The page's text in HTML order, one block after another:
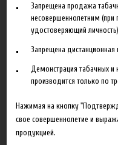
Поступление
Новинка. Новые наборы в
Партнеры
"ZEUS", г. Санкт-Петербург
VapeReserve, г. Ульяновск
Запрещена продажа
несовершеннолетним (при
удостоверяющий
Запрещена
Демонстрация табачных
производится только по
Нажимая на кнопку
свое совершеннолетие и
продукцией.